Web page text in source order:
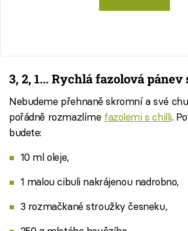
3, 2, 1... Rychlá fazolová
Nebudeme přehnaně skromní a své
pořádně rozmazlíme fazolemi s chilli.
budete:
10 ml oleje,
1 malou cibuli nakrájenou nadrobno,
3 rozmačkané stroužky česneku,